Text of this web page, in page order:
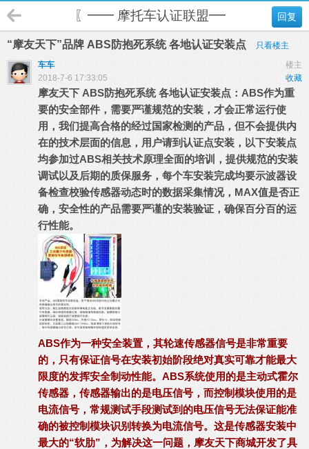
回复
〖━━ 摩托车认证联盟━━〗
“摩友天下”品牌 ABS防抱死系统 各地认证安装点
只看楼主
楼主
车车
收藏
2018-7-6 17:33:05
摩友天下 ABS防抱死系统 各地认证安装点： ABS作为重
要的安全部件，需要严谨规范的安装，才会正常运行使
用，我们提高合格的经过国家检测的产品，但不会提供内
在的技术层面的信息，用户请到认证点安装， 以下安装点
均参加过ABS相关技术原理全面的培训，提供规范的安装
调试以及后期的质保服务， 每个车安装完成均要示波器设
备检查校验传感器动态时的数据采集情况，MAX值是否正
确，安全性的产品需要严谨的安装验证，确保百分百的运
行性能。
ABS作为一种安全装置，其轮速传感器信号是非常重要
的，只有保证信号在安装初始阶段绝对真实可靠才能最大
限度的发挥安全制动性能。ABS系统使用的是主动式霍尔
传感器，传感器输出的是电压信号，而控制模块使用的是
电流信号，常规测试手段测试到的电压信号无法保证能准
确的被控制模块识别转换为电流信号。这是传感器安装中
最大的“软肋”，为解决这一问题，摩友天下商城开发了具